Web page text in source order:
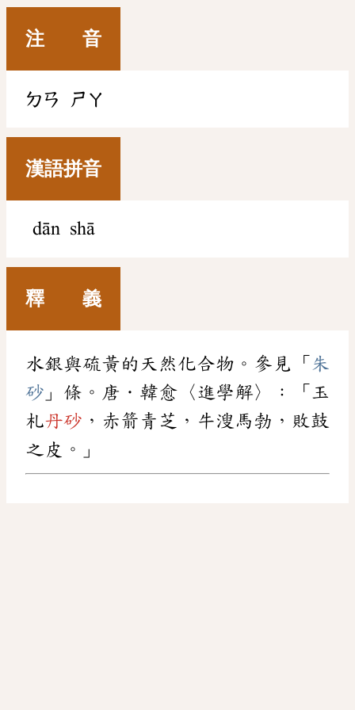
注 音
ㄉㄢ ㄕㄚ
漢語拼音
dān shā
釋 義
水銀與硫黃的天然化合物。參見「 朱
砂 」條。唐．韓愈〈進學解〉：「玉
札丹砂 ，赤箭青芝，牛溲馬勃，敗鼓
之皮。」